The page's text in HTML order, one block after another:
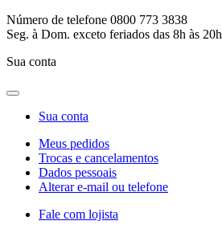
Número de telefone 0800 773 3838
Seg. à Dom. exceto feriados das 8h às 20h
Sua conta
Sua conta
Meus pedidos
Trocas e cancelamentos
Dados pessoais
Alterar e-mail ou telefone
Fale com lojista